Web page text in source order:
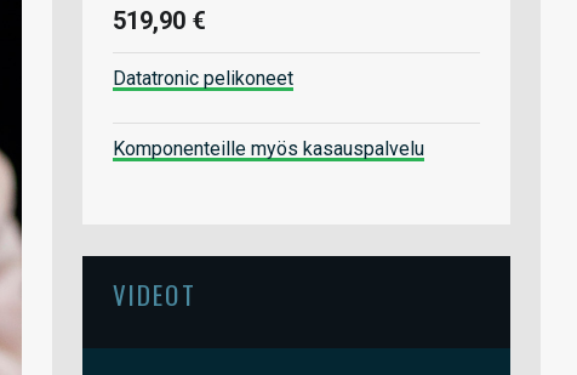
519,90 €
Datatronic pelikoneet
Komponenteille myös kasauspalvelu
VIDEOT